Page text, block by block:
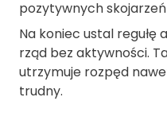
pozytywnych
Na koniec ustal regułę
rząd bez aktywności.
utrzymuje rozpęd
trudny.